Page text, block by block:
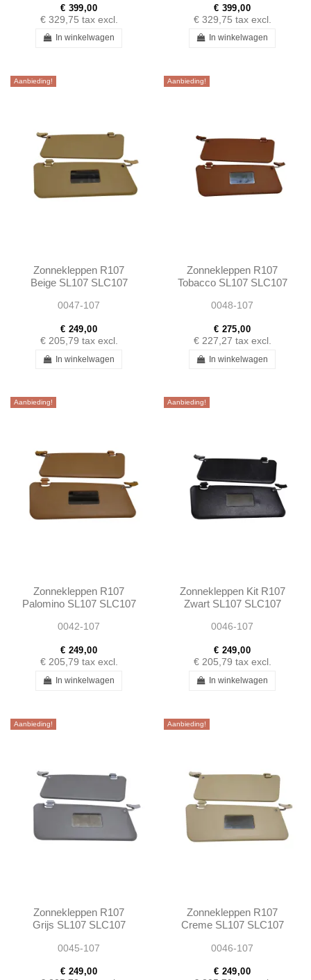
€ 399,00
€ 329,75 tax excl.
In winkelwagen
€ 399,00
€ 329,75 tax excl.
In winkelwagen
Aanbieding!
Zonnekleppen R107
Beige SL107 SLC107
0047-107
€ 249,00
€ 205,79 tax excl.
In winkelwagen
Aanbieding!
Zonnekleppen R107
Tobacco SL107 SLC107
0048-107
€ 275,00
€ 227,27 tax excl.
In winkelwagen
Aanbieding!
Zonnekleppen R107
Palomino SL107 SLC107
0042-107
€ 249,00
€ 205,79 tax excl.
In winkelwagen
Aanbieding!
Zonnekleppen Kit R107
Zwart SL107 SLC107
0046-107
€ 249,00
€ 205,79 tax excl.
In winkelwagen
Aanbieding!
Zonnekleppen R107
Grijs SL107 SLC107
0045-107
€ 249,00
Aanbieding!
Zonnekleppen R107
Creme SL107 SLC107
0046-107
€ 249,00